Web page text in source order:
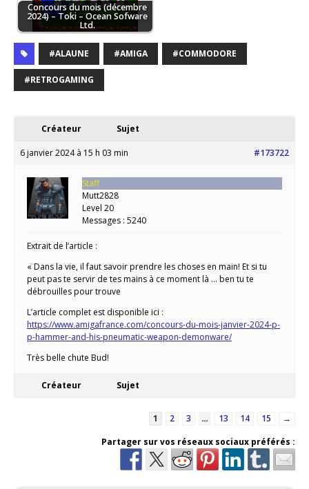
Concours du mois (décembre
2024) – Toki – Ocean Sofware
Ltd.
#ALAUNE #AMIGA #COMMODORE
#RETROGAMING
Créateur Sujet
6 janvier 2024 à 15 h 03 min #173722
Staff
Mutt2828
Level 20
Messages : 5240
Extrait de l’article :
« Dans la vie, il faut savoir prendre les choses en main! Et si tu
peut pas te servir de tes mains à ce moment là … ben tu te
débrouilles pour trouve
L’article complet est disponible ici :
https://www.amigafrance.com/concours-du-mois-janvier-2024-p-
p-hammer-and-his-pneumatic-weapon-demonware/
Très belle chute Bud!
Créateur Sujet
1 2 3 … 13 14 15
→
Partager sur vos réseaux sociaux préférés :